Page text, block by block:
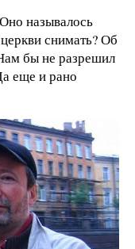
называлось
снимать? Об
бы не разрешил
еще и рано